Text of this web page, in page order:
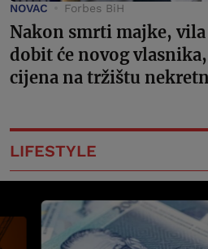
NOVAC Forbes BiH
Nakon smrti majke, vila
dobit će novog
cijena na tržištu
LIFESTYLE